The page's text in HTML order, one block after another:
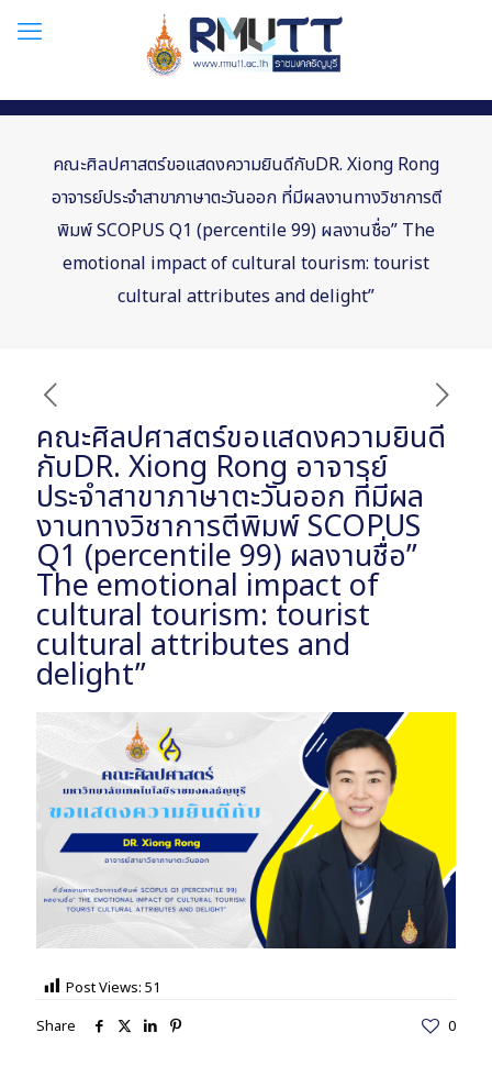
คณะศิลปศาสตร์ขอแสดงความยินดีกับDR. Xiong Rong
อาจารย์ประจำสาขาภาษาตะวันออก ที่มีผลงานทางวิชาการตี
พิมพ์ SCOPUS Q1 (percentile 99) ผลงานชื่อ” The
emotional impact of cultural tourism: tourist
cultural attributes and delight”
คณะศิลปศาสตร์ขอแสดงความยินดี
กับDR. Xiong Rong อาจารย์
ประจำสาขาภาษาตะวันออก ที่มีผล
งานทางวิชาการตีพิมพ์ SCOPUS
Q1 (percentile 99) ผลงานชื่อ”
The emotional impact of
cultural tourism: tourist
cultural attributes and
delight”
Post Views: 51
Share
0